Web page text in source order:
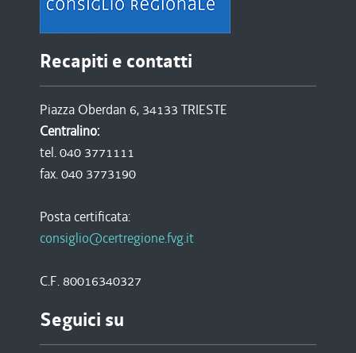
Recapiti e contatti
Piazza Oberdan 6, 34133 TRIESTE
Centralino:
tel. 040 3771111
fax. 040 3773190
Posta certificata:
consiglio@certregione.fvg.it
C.F. 80016340327
Seguici su